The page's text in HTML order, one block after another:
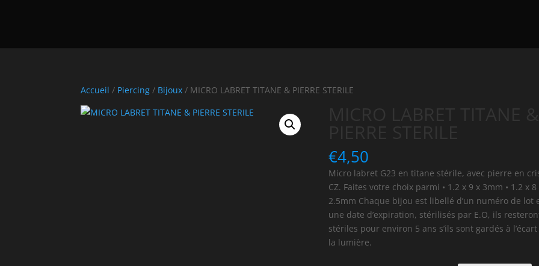
Accueil / Piercing / Bijoux / MICRO LABRET TITANE & PIERRE STERILE
€4,50
Micro labret G23 en titane stérile, avec pierre en
CZ. Faites votre choix parmi • 1.2 x 9 x 3mm • 1.2 x 8
2.5mm Chaque bijou est libellé d’un numéro de lot
une date d’expiration, stérilisés par E.O, ils
stériles pour environ 5 ans s’ils sont gardés à l’écart
la lumière.